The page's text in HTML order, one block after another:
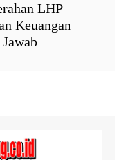
LHP
Keuangan